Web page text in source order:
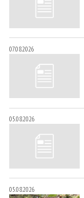
07.08.2026
05.08.2026
05.08.2026